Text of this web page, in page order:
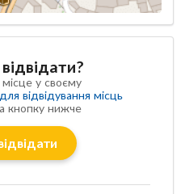
у своєму
відвідування місць
кнопку нижче